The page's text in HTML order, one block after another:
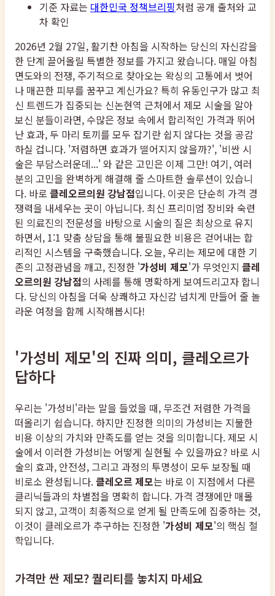
기준 자료는 대한민국 정책브리핑처럼 공개 출처와 교
차 확인
2026년 2월 27일, 활기찬 아침을 시작하는 당신의 자신감을
한 단계 끌어올릴 특별한 정보를 가지고 왔습니다. 매일 아침
면도와의 전쟁, 주기적으로 찾아오는 왁싱의 고통에서 벗어
나 매끈한 피부를 꿈꾸고 계신가요? 특히 유동인구가 많고 최
신 트렌드가 집중되는 신논현역 근처에서 제모 시술을 알아
보신 분들이라면, 수많은 정보 속에서 합리적인 가격과 뛰어
난 효과, 두 마리 토끼를 모두 잡기란 쉽지 않다는 것을 공감
하실 겁니다. '저렴하면 효과가 떨어지지 않을까?', '비싼 시
술은 부담스러운데...' 와 같은 고민은 이제 그만! 여기, 여러
분의 고민을 완벽하게 해결해 줄 스마트한 솔루션이 있습니
다. 바로 클레오르의원 강남점입니다. 이곳은 단순히 가격 경
쟁력을 내세우는 곳이 아닙니다. 최신 프리미엄 장비와 숙련
된 의료진의 전문성을 바탕으로 시술의 질은 최상으로 유지
하면서, 1:1 맞춤 상담을 통해 불필요한 비용은 걷어내는 합
리적인 시스템을 구축했습니다. 오늘, 우리는 제모에 대한 기
존의 고정관념을 깨고, 진정한 '가성비 제모'가 무엇인지 클레
오르의원 강남점의 사례를 통해 명확하게 보여드리고자 합니
다. 당신의 아침을 더욱 상쾌하고 자신감 넘치게 만들어 줄 놀
라운 여정을 함께 시작해봅시다!
'가성비 제모'의 진짜 의미, 클레오르가
답하다
우리는 '가성비'라는 말을 들었을 때, 무조건 저렴한 가격을
떠올리기 쉽습니다. 하지만 진정한 의미의 가성비는 지불한
비용 이상의 가치와 만족도를 얻는 것을 의미합니다. 제모 시
술에서 이러한 가성비는 어떻게 실현될 수 있을까요? 바로 시
술의 효과, 안전성, 그리고 과정의 투명성이 모두 보장될 때
비로소 완성됩니다.클레오르 제모는 바로 이 지점에서 다른
클리닉들과의 차별점을 명확히 합니다. 가격 경쟁에만 매몰
되지 않고, 고객이 최종적으로 얻게 될 만족도에 집중하는 것,
이것이 클레오르가 추구하는 진정한 '가성비 제모'의 핵심 철
학입니다.
가격만 싼 제모? 퀄리티를 놓치지 마세요